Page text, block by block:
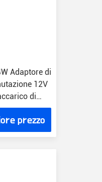
Adaptore di
12V
di
prezzo